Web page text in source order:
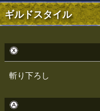
ギルドスタイル
斬り下ろし